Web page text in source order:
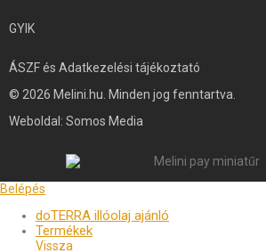
Weboldal: Somos Media
© 2026 Melini.hu. Minden jog fenntartva.
ÁSZF és Adatkezelési tájékoztató
GYIK
Belépés
doTERRA illóolaj ajánló
Termékek